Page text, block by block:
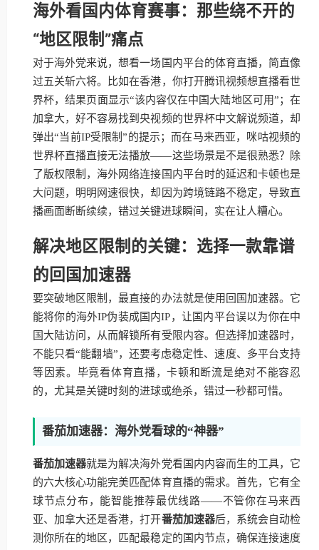
海外看国内体育赛事：那些绕不开的
“地区限制”痛点
对于海外党来说，想看一场国内平台的体育直播，简直像
过五关斩六将。比如在香港，你打开腾讯视频想直播看世
界杯，结果页面显示“该内容仅在中国大陆地区可用”；在
加拿大，好不容易找到央视频的世界杯中文解说频道，却
弹出“当前IP受限制”的提示；而在马来西亚，咪咕视频的
世界杯直播直接无法播放——这些场景是不是很熟悉？除
了版权限制，海外网络连接国内平台时的延迟和卡顿也是
大问题，明明网速很快，却因为跨境链路不稳定，导致直
播画面断断续续，错过关键进球瞬间，实在让人糟心。
解决地区限制的关键：选择一款靠谱
的回国加速器
要突破地区限制，最直接的办法就是使用回国加速器。它
能将你的海外IP伪装成国内IP，让国内平台误以为你在中
国大陆访问，从而解锁所有受限内容。但选择加速器时，
不能只看“能翻墙”，还要考虑稳定性、速度、多平台支持
等因素。毕竟看体育直播，卡顿和断流是绝对不能容忍
的，尤其是关键时刻的进球或绝杀，错过一秒都可惜。
番茄加速器：海外党看球的“神器”
番茄加速器就是为解决海外党看国内内容而生的工具，它
的六大核心功能完美匹配体育直播的需求。首先，它有全
球节点分布，能智能推荐最优线路——不管你在马来西
亚、加拿大还是香港，打开番茄加速器后，系统会自动检
测你所在的地区，匹配最稳定的国内节点，确保连接速度